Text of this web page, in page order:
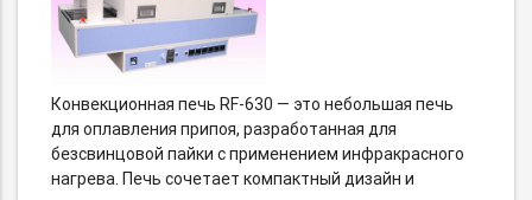
Конвекционная печь RF-630 — это небольшая печь
для оплавления припоя, разработанная для
безсвинцовой пайки с применением инфракрасного
нагрева. Печь сочетает компактный дизайн и